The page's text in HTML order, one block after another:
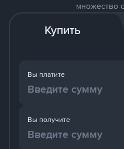
множество
Купить
Вы платите
Вы получите